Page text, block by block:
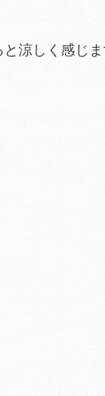
涼しく感じ